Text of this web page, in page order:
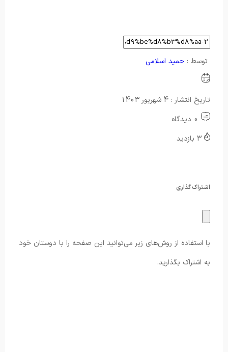
توسط : حمید اسلامی
تاریخ انتشار : 4 شهریور 1403
اشتراک گذاری
با استفاده از روش‌های زیر می‌توانید این صفحه را با دوستان خود
به اشتراک بگذارید.